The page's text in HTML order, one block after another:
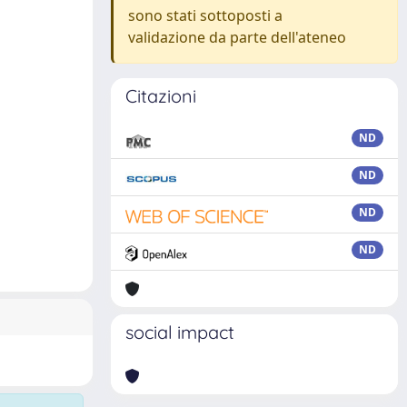
sono stati sottoposti a
validazione da parte dell'ateneo
Citazioni
ND
ND
ND
ND
social impact